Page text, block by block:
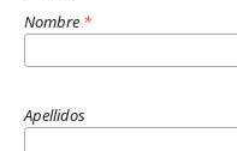
Nombre *
Apellidos